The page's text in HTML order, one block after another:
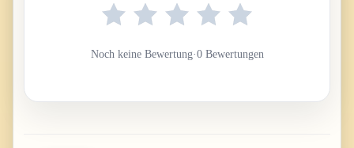
Noch keine Bewertung·0 Bewertungen